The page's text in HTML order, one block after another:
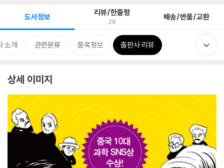
도서정보 리뷰/한줄평
28 배송/반품/교환
소개 관련분류 품목정보 출판사 리뷰
상세 이미지